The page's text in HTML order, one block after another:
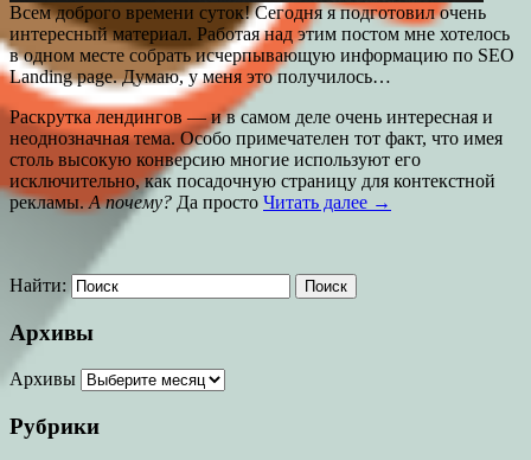
Всем доброго времени суток! Сегодня я подготовил очень
интересный материал. Работая над этим постом мне хотелось
в одном месте собрать исчерпывающую информацию по SEO
Landing page. Думаю, у меня это получилось…
Раскрутка лендингов — и в самом деле очень интересная и
неоднозначная тема. Особо примечателен тот факт, что имея
столь высокую конверсию многие используют его
исключительно, как посадочную страницу для контекстной
рекламы.А почему? Да просто Читать далее →
Найти:
Архивы
Архивы
Рубрики